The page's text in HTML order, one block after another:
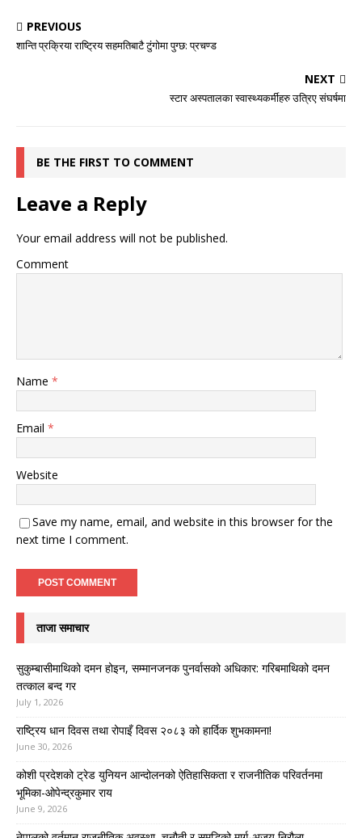
PREVIOUS
शान्ति प्रक्रिया राष्ट्रिय सहमतिबाटै टुंगोमा पुग्छ: प्रचण्ड
NEXT
स्टार अस्पतालका स्वास्थ्यकर्मीहरु उत्रिए संघर्षमा
BE THE FIRST TO COMMENT
Leave a Reply
Your email address will not be published.
Comment
Name *
Email *
Website
Save my name, email, and website in this browser for the
next time I comment.
ताजा समाचार
सुकुम्बासीमाथिको दमन होइन, सम्मानजनक पुनर्वासको अधिकार: गरिबमाथिको दमन
तत्काल बन्द गर
July 1, 2026
राष्ट्रिय धान दिवस तथा रोपाइँ दिवस २०८३ को हार्दिक शुभकामना!
June 30, 2026
कोशी प्रदेशको ट्रेड युनियन आन्दोलनको ऐतिहासिकता र राजनीतिक परिवर्तनमा
भूमिका-ओपेन्द्रकुमार राय
June 9, 2026